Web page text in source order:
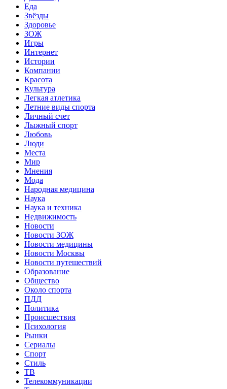
Еда
Звёзды
Здоровье
ЗОЖ
Игры
Интернет
Истории
Компании
Красота
Культура
Легкая атлетика
Летние виды спорта
Личный счет
Лыжный спорт
Любовь
Люди
Места
Мир
Мнения
Мода
Народная медицина
Наука
Наука и техника
Недвижимость
Новости
Новости ЗОЖ
Новости медицины
Новости Москвы
Новости путешествий
Образование
Общество
Около спорта
ПДД
Политика
Происшествия
Психология
Рынки
Сериалы
Спорт
Стиль
ТВ
Телекоммуникации